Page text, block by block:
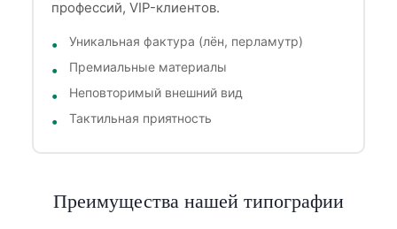
профессий, VIP-клиентов.
Уникальная фактура (лён, перламутр)
Премиальные материалы
Неповторимый внешний вид
Тактильная приятность
Преимущества нашей типографии